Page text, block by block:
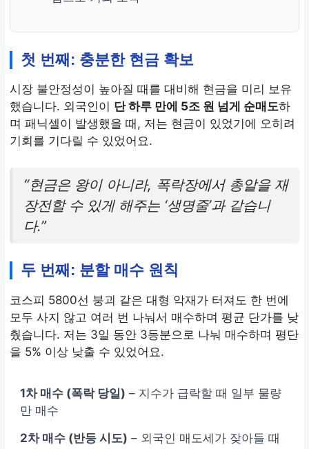
첫 번째: 충분한 현금 확보
시장 불안정성이 높아질 때를 대비해 현금을 미리 보유
했습니다. 외국인이 단 하루 만에 5조 원 넘게 순매도하
며 패닉셀이 발생했을 때, 저는 현금이 있었기에 오히려
기회를 기다릴 수 있었어요.
“현금은 왕이 아니라, 폭락장에서 총알을 재
장전할 수 있게 해주는 ‘생명줄’과 같습니
다.”
두 번째: 분할 매수 원칙
코스피 5800선 붕괴 같은 대형 악재가 터져도 한 번에
모두 사지 않고 여러 번 나눠서 매수하며 평균 단가를 낮
췄습니다. 저는 3일 동안 3등분으로 나눠 매수하며 평단
을 5% 이상 낮출 수 있었어요.
1차 매수 (폭락 당일) – 지수가 급락할 때 일부 물량
만 매수
2차 매수 (반등 시도) – 외국인 매도세가 잦아들 때